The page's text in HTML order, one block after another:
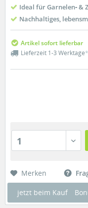
Ideal für Garnelen‑ &
Nachhaltiges,
Artikel sofort lieferbar
Lieferzeit 1-3 Werktage*
1
Merken
jetzt beim Kauf